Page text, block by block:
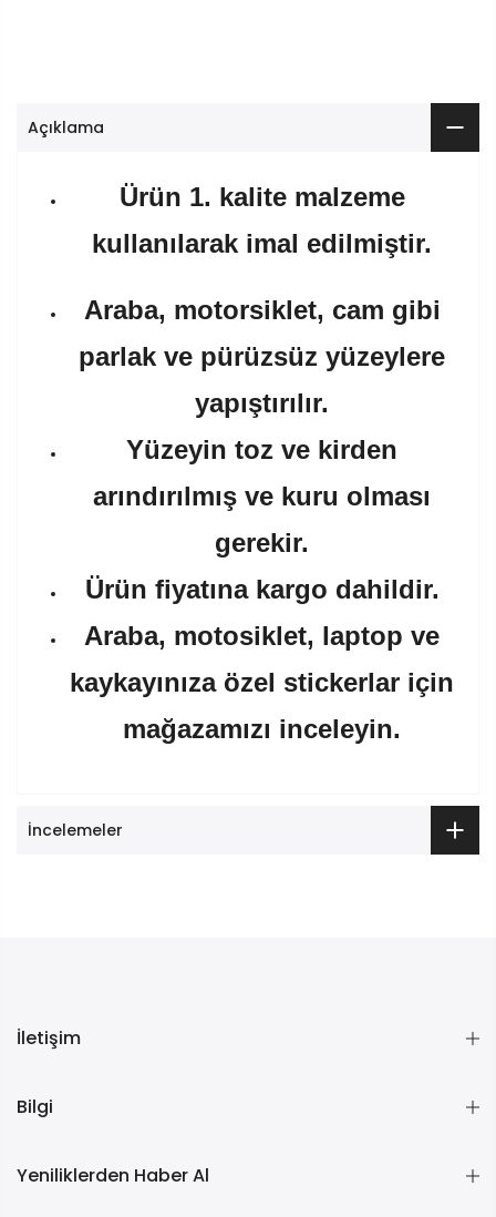
Açıklama
Ürün 1. kalite malzeme
kullanılarak imal edilmiştir.
Araba, motorsiklet, cam gibi
parlak ve pürüzsüz yüzeylere
yapıştırılır.
Yüzeyin toz ve kirden
arındırılmış ve kuru olması
gerekir.
Ürün fiyatına kargo dahildir.
Araba, motosiklet, laptop ve
kaykayınıza özel stickerlar için
mağazamızı inceleyin.
İncelemeler
İletişim
Bilgi
Yeniliklerden Haber Al